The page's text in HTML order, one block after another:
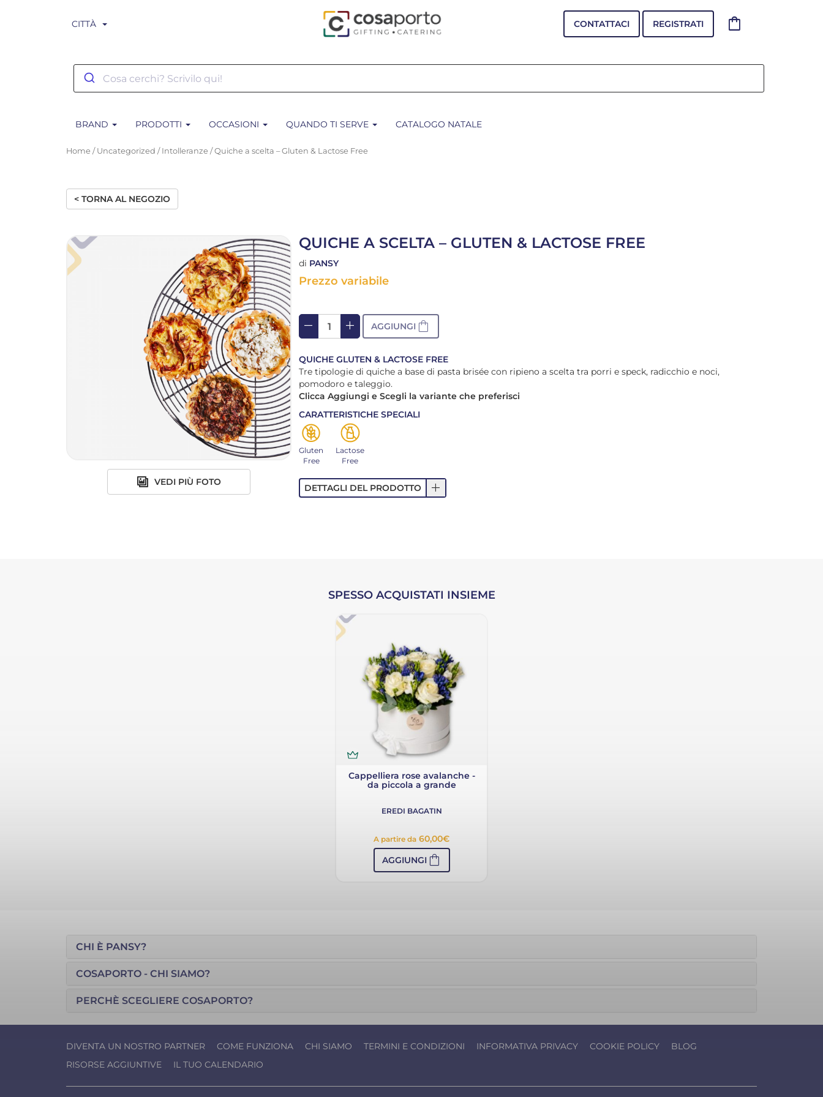
CITTÀ CONTATTACI REGISTRATI shopping_bag
BRAND PRODOTTI OCCASIONI QUANDO TI SERVE CATALOGO NATALE
Home / Uncategorized / Intolleranze / Quiche a scelta – Gluten & Lactose Free
< TORNA AL NEGOZIO
VEDI PIÙ FOTO
QUICHE A SCELTA – GLUTEN & LACTOSE FREE
di PANSY
Prezzo variabile
remove add AGGIUNGI shopping_bag
QUICHE GLUTEN & LACTOSE FREE
Tre tipologie di quiche a base di pasta brisée con ripieno a scelta tra porri e speck, radicchio e noci,
pomodoro e taleggio.
Clicca Aggiungi e Scegli la variante che preferisci
CARATTERISTICHE SPECIALI
Gluten
Free
Lactose
Free
DETTAGLI DEL PRODOTTO add
SPESSO ACQUISTATI INSIEME
Cappelliera rose avalanche -
da piccola a grande
EREDI BAGATIN
A partire da 60,00€
AGGIUNGIshopping_bag
CHI È PANSY?
COSAPORTO - CHI SIAMO?
PERCHÈ SCEGLIERE COSAPORTO?
DIVENTA UN NOSTRO PARTNER COME FUNZIONA CHI SIAMO TERMINI E CONDIZIONI INFORMATIVA PRIVACY COOKIE POLICY
BLOG
RISORSE AGGIUNTIVE
IL TUO CALENDARIO